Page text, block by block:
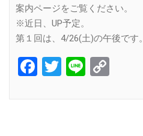
案内ページをご覧ください。
※近日、UP予定。
第１回は、4/26(土)の午後です。
Facebook
Twitter
Line